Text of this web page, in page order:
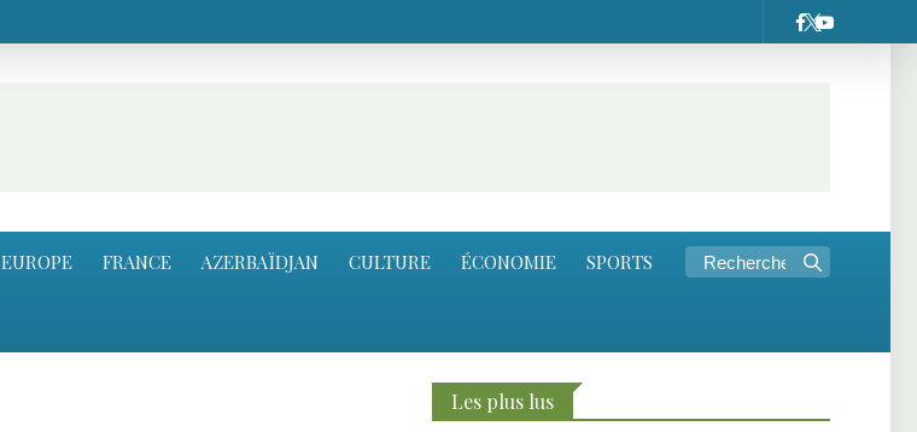
EUROPE FRANCE AZERBAÏDJAN CULTURE ÉCONOMIE SPORTS
Les plus lus